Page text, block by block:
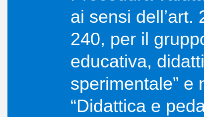
ai sensi
240, per il
educativa,
sperimentale” e
“Didattica e